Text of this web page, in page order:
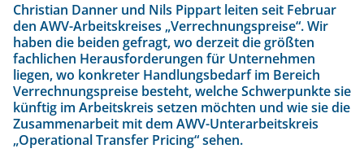
Christian Danner und Nils Pippart leiten seit Februar
den AWV-Arbeitskreises „Verrechnungspreise“. Wir
haben die beiden gefragt, wo derzeit die größten
fachlichen Herausforderungen für Unternehmen
liegen, wo konkreter Handlungsbedarf im Bereich
Verrechnungspreise besteht, welche Schwerpunkte sie
künftig im Arbeitskreis setzen möchten und wie sie die
Zusammenarbeit mit dem AWV-Unterarbeitskreis
„Operational Transfer Pricing“ sehen.